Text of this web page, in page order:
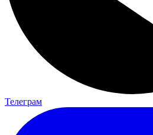
Телеграм